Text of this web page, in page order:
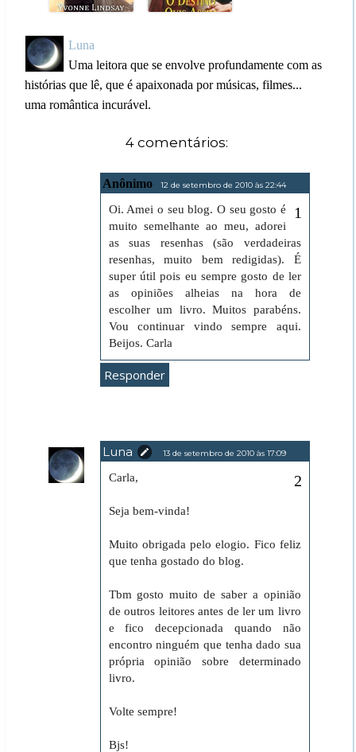
Luna
Uma leitora que se envolve profundamente com as
histórias que lê, que é apaixonada por músicas, filmes...
uma romântica incurável.
4 comentários:
Anônimo 12 de setembro de 2010 às 22:44
Oi. Amei o seu blog. O seu gosto é
muito semelhante ao meu, adorei
as suas resenhas (são verdadeiras
resenhas, muito bem redigidas). É
super útil pois eu sempre gosto de ler
as opiniões alheias na hora de
escolher um livro. Muitos parabéns.
Vou continuar vindo sempre aqui.
Beijos. Carla
Responder
Luna 13 de setembro de 2010 às 17:09
Carla,
Seja bem-vinda!
Muito obrigada pelo elogio. Fico feliz
que tenha gostado do blog.
Tbm gosto muito de saber a opinião
de outros leitores antes de ler um livro
e fico decepcionada quando não
encontro ninguém que tenha dado sua
própria opinião sobre determinado
livro.
Volte sempre!
Bjs!